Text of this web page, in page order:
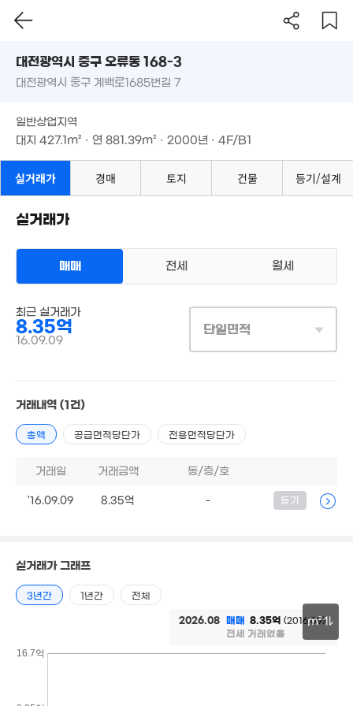
1.9억
89m²
2.3억
108m²
'21. 11
27억
'21. 11
7.5억
32m²
억
'21. 08
3.4억
8,800만
'19. 03
300만
연881m²
1.13억
2.94억
'06. 05
필터 매물 탐색
대전시 중구 오류동 168-3
대지427.1m² · 연881.39m²· 2000년 · 4F/B1
m²
대전광역시 중구 오류동 168-3
대전광역시 중구 계백로1685번길 7
일반상업지역
대지 427.1m² · 연 881.39m² · 2000년 · 4F/B1
실거래가 경매 토지 건물 등기/설계
실거래가
매매 전세 월세
최근 실거래가
8.35억
16.09.09
단일면적
거래내역 (1건)
총액 공급면적당단가 전용면적당단가
거래일 거래금액 동/층/호
'16.09.09 8.35억 - 등기
실거래가 그래프
3년간 1년간 전체
2026.08 매매 8.35억 (2016.09)
전세 거래없음
16.7억